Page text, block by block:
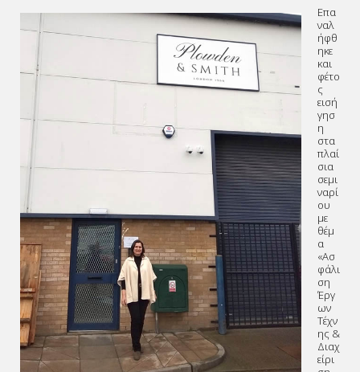
Επα
ναλ
ήφθ
ηκε
και
φέτο
ς
εισή
γησ
η
στα
πλαί
σια
σεμι
ναρί
ου
με
θέμ
α
«Ασ
φάλι
ση
Έργ
ων
Τέχν
ης &
Διαχ
είρι